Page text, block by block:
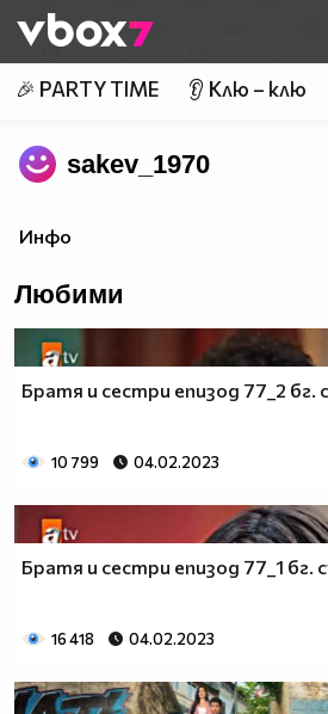
👾
🎉 PARTY TIME 👂 Клю – клю
sakev_1970
Инфо
Любими
Братя и сестри епизод 77_2 бг.
10 799 04.02.2023
Братя и сестри епизод 77_1 бг.
16 418 04.02.2023